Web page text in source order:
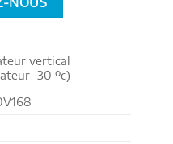
vertical
-30 ºc)